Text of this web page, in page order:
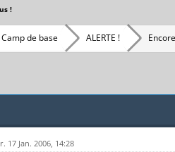
!
Camp de base ALERTE !
17 Jan. 2006, 14:28